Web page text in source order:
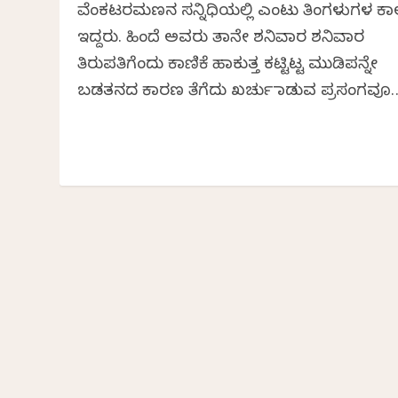
ವೆಂಕಟರಮಣನ ಸನ್ನಿಧಿಯಲ್ಲಿ ಎಂಟು ತಿಂಗಳುಗಳ
ಇದ್ದರು. ಹಿಂದೆ ಅವರು ತಾನೇ ಶನಿವಾರ ಶನಿವಾರ
ತಿರುಪತಿಗೆಂದು ಕಾಣಿಕೆ ಹಾಕುತ್ತ ಕಟ್ಟಿಟ್ಟ ಮುಡಿಪನ್ನೇ
ಬಡತನದ ಕಾರಣ ತೆಗೆದು ಖರ್ಚು ಮಾಡುವ